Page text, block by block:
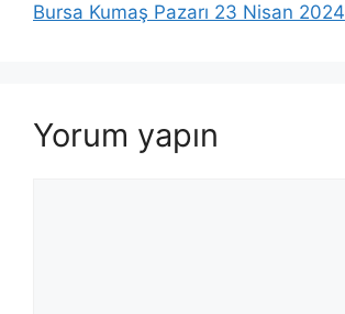
Bursa Kumaş Pazarı 23 Nisan 2024
Yorum yapın